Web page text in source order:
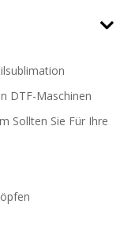
DTF-Maschinen
Sollten Sie Für Ihre